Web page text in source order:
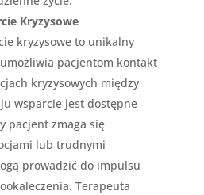
Kryzysowe
kryzysowe to unikalny
pacjentom kontakt
kryzysowych między
wsparcie jest dostępne
pacjent zmaga się
lub trudnymi
prowadzić do impulsu
Terapeuta